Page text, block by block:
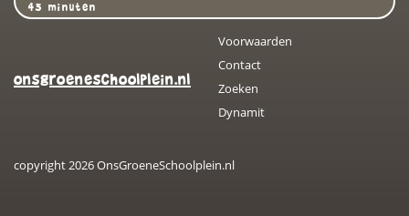
45 minuten
onsgroeneschoolplein.nl
Voorwaarden
Contact
Zoeken
Dynamit
copyright 2026 OnsGroeneSchoolplein.nl